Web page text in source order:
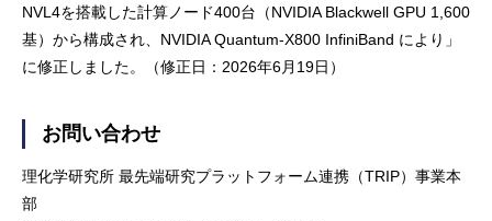
NVL4を搭載した計算ノード400台（NVIDIA Blackwell GPU 1,600
基）から構成され、NVIDIA Quantum-X800 InfiniBand により」
に修正しました。（修正日：2026年6月19日）
お問い合わせ
理化学研究所 最先端研究プラットフォーム連携（TRIP）事業本
部